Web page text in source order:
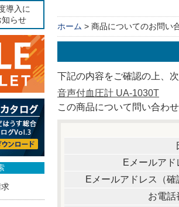
導入に
知らせ
ホーム > 商品についてのお問い
下記の内容をご確認の上、
音声付血圧計 UA-1030T
この商品について問い合わ
Eメールアド
Eメールアドレス（確
お電話